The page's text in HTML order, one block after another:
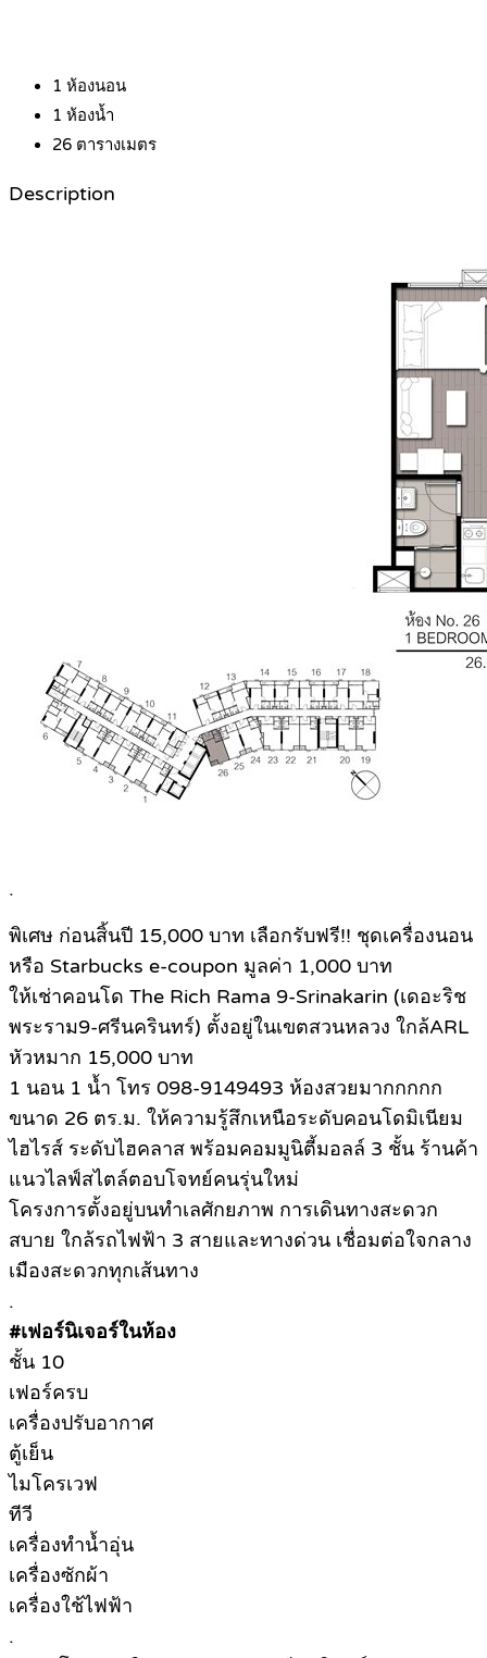
1 ห้องนอน
1 ห้องน้ำ
26 ตารางเมตร
Description
.
พิเศษ ก่อนสิ้นปี 15,000 บาท เลือกรับฟรี!! ชุดเครื่องนอน
หรือ Starbucks e-coupon มูลค่า 1,000 บาท
ให้เช่าคอนโด The Rich Rama 9-Srinakarin (เดอะริช
พระราม9-ศรีนครินทร์) ตั้งอยู่ในเขตสวนหลวง ใกล้ARL
หัวหมาก 15,000 บาท
1 นอน 1 น้ำ โทร 098-9149493 ห้องสวยมากกกกก
ขนาด 26 ตร.ม. ให้ความรู้สึกเหนือระดับคอนโดมิเนียม
ไฮไรส์ ระดับไฮคลาส พร้อมคอมมูนิตี้มอลล์ 3 ชั้น ร้านค้า
แนวไลฟ์สไตล์ตอบโจทย์คนรุ่นใหม่
โครงการตั้งอยู่บนทำเลศักยภาพ การเดินทางสะดวก
สบาย ใกล้รถไฟฟ้า 3 สายและทางด่วน เชื่อมต่อใจกลาง
เมืองสะดวกทุกเส้นทาง
.
#เฟอร์นิเจอร์ในห้อง
ชั้น 10
เฟอร์ครบ
เครื่องปรับอากาศ
ตู้เย็น
ไมโครเวฟ
ทีวี
เครื่องทำน้ำอุ่น
เครื่องซักผ้า
เครื่องใช้ไฟฟ้า
.